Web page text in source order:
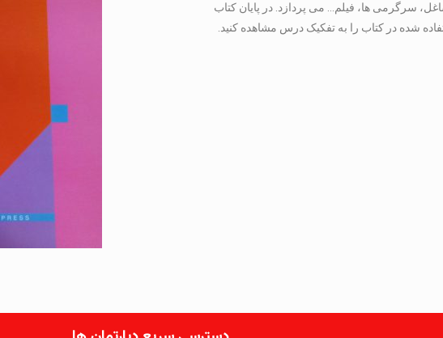
سرگرمی ها، فیلم… می پردازد. در پایان کتاب
شده در کتاب را به تفکیک درس مشاهده کنید.